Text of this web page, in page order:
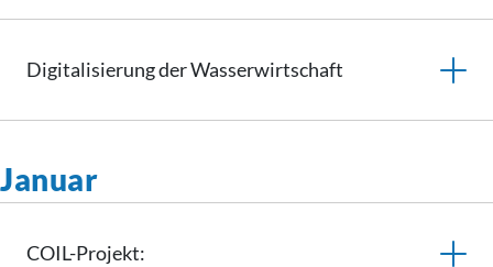
Digitalisierung der Wasserwirtschaft
Januar
COIL-Projekt: